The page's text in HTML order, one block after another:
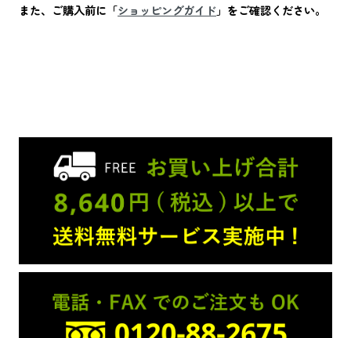
また、ご購入前に「ショッピングガイド 」をご確認ください。